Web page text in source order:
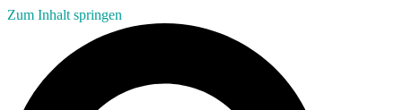
Zum Inhalt springen